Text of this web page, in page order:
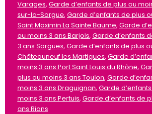
Varages, Garde d’enfants de plus ou
sur-la-Sorgue, Garde d’enfants de plus
Saint Maximin La Sainte Baume, Garde
ou moins 3 ans Barjols, Garde d’enfants
3 ans Sorgues, Garde d’enfants de plus
Châteauneuf les Martigues, Garde
moins 3 ans Port Saint Louis du Rhône,
plus ou moins 3 ans Toulon, Garde
moins 3 ans Draguignan, Garde
moins 3 ans Pertuis, Garde d’enfants de
ans Rians